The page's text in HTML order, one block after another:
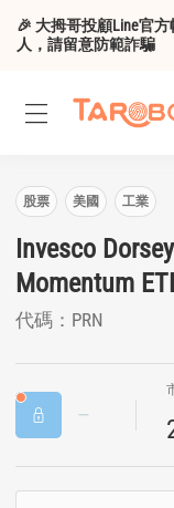
🎉 大拇哥投顧Line官
人，請留意防範詐騙
股票 美國 工業
Invesco
Momentum
代碼：PRN